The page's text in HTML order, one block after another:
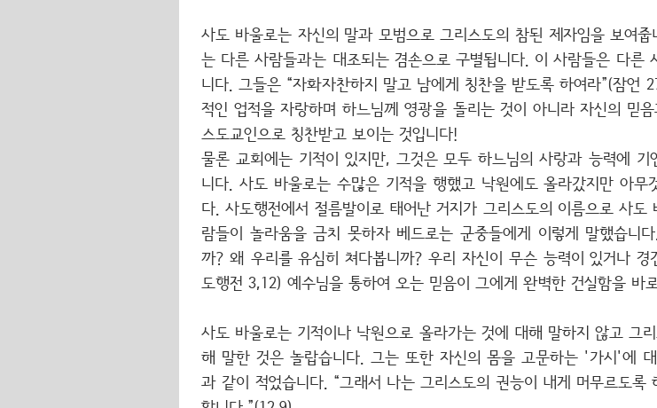
사도 바울로는 자신의 말과 모범으로 그리스도의 참된 제자임을 보여
는 다른 사람들과는 대조되는 겸손으로 구별됩니다. 이 사람들은 다른
니다. 그들은 “자화자찬하지 말고 남에게 칭찬을 받도록 하여라”(잠언
적인 업적을 자랑하며 하느님께 영광을 돌리는 것이 아니라 자신의 믿
스도교인으로 칭찬받고 보이는 것입니다!
물론 교회에는 기적이 있지만, 그것은 모두 하느님의 사랑과 능력에
니다. 사도 바울로는 수많은 기적을 행했고 낙원에도 올라갔지만 아무
다. 사도행전에서 절름발이로 태어난 거지가 그리스도의 이름으로 사
람들이 놀라움을 금치 못하자 베드로는 군중들에게 이렇게 말했습니
까? 왜 우리를 유심히 쳐다봅니까? 우리 자신이 무슨 능력이 있거나
도행전 3,12) 예수님을 통하여 오는 믿음이 그에게 완벽한 건실함을 바
사도 바울로는 기적이나 낙원으로 올라가는 것에 대해 말하지 않고 그
해 말한 것은 놀랍습니다. 그는 또한 자신의 몸을 고문하는 '가시'에
과 같이 적었습니다. “그래서 나는 그리스도의 권능이 내게 머무르도